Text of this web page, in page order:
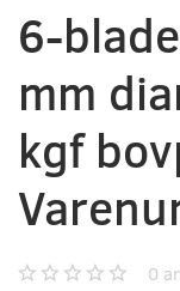
6-
mm
kgf
0